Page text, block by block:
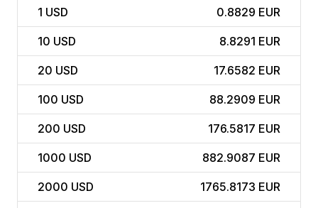
1 USD 0.8829 EUR
10 USD 8.8291 EUR
20 USD 17.6582 EUR
100 USD 88.2909 EUR
200 USD 176.5817 EUR
1000 USD 882.9087 EUR
2000 USD 1765.8173 EUR